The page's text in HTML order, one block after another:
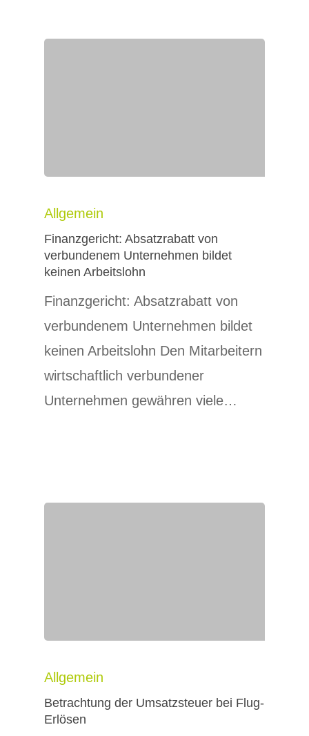
Allgemein
Finanzgericht: Absatzrabatt von
verbundenem Unternehmen bildet
keinen Arbeitslohn
Finanzgericht: Absatzrabatt von
verbundenem Unternehmen bildet
keinen Arbeitslohn Den Mitarbeitern
wirtschaftlich verbundener
Unternehmen gewähren viele…
Allgemein
Betrachtung der Umsatzsteuer bei Flug-
Erlösen